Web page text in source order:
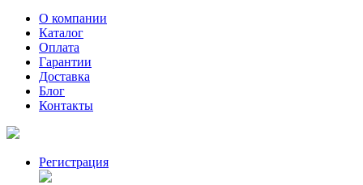
О компании
Каталог
Оплата
Гарантии
Доставка
Блог
Контакты
Регистрация